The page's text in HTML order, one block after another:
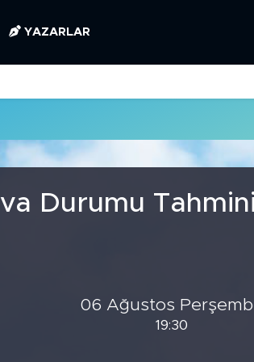
YAZARLAR
Durumu Tahmini
06 Ağustos
19:30